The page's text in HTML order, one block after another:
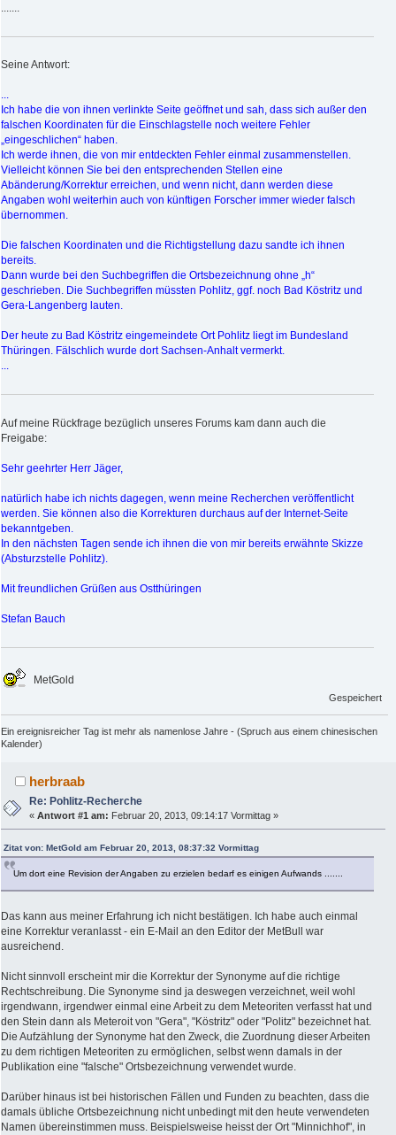
Seine Antwort:
...
Ich habe die von ihnen verlinkte Seite geöffnet und sah, dass sich außer den
falschen Koordinaten für die Einschlagstelle noch weitere Fehler
„eingeschlichen“ haben.
Ich werde ihnen, die von mir entdeckten Fehler einmal zusammenstellen.
Vielleicht können Sie bei den entsprechenden Stellen eine
Abänderung/Korrektur erreichen, und wenn nicht, dann werden diese
Angaben wohl weiterhin auch von künftigen Forscher immer wieder falsch
übernommen.
Die falschen Koordinaten und die Richtigstellung dazu sandte ich ihnen
bereits.
Dann wurde bei den Suchbegriffen die Ortsbezeichnung ohne „h“
geschrieben. Die Suchbegriffen müssten Pohlitz, ggf. noch Bad Köstritz und
Gera-Langenberg lauten.
Der heute zu Bad Köstritz eingemeindete Ort Pohlitz liegt im Bundesland
Thüringen. Fälschlich wurde dort Sachsen-Anhalt vermerkt.
...
Auf meine Rückfrage bezüglich unseres Forums kam dann auch die
Freigabe:
Sehr geehrter Herr Jäger,
natürlich habe ich nichts dagegen, wenn meine Recherchen veröffentlicht
werden. Sie können also die Korrekturen durchaus auf der Internet-Seite
bekanntgeben.
In den nächsten Tagen sende ich ihnen die von mir bereits erwähnte Skizze
(Absturzstelle Pohlitz).
Mit freundlichen Grüßen aus Ostthüringen
Stefan Bauch
MetGold
Gespeichert
Ein ereignisreicher Tag ist mehr als namenlose Jahre - (Spruch aus einem chinesischen
Kalender)
herbraab
Re: Pohlitz-Recherche
«Antwort #1 am: Februar 20, 2013, 09:14:17 Vormittag »
Zitat von: MetGold am Februar 20, 2013, 08:37:32 Vormittag
Um dort eine Revision der Angaben zu erzielen bedarf es einigen Aufwands .......
Das kann aus meiner Erfahrung ich nicht bestätigen. Ich habe auch einmal
eine Korrektur veranlasst - ein E-Mail an den Editor der MetBull war
ausreichend.
Nicht sinnvoll erscheint mir die Korrektur der Synonyme auf die richtige
Rechtschreibung. Die Synonyme sind ja deswegen verzeichnet, weil wohl
irgendwann, irgendwer einmal eine Arbeit zu dem Meteoriten verfasst hat und
den Stein dann als Meteroit von "Gera", "Köstritz" oder "Politz" bezeichnet hat.
Die Aufzählung der Synonyme hat den Zweck, die Zuordnung dieser Arbeiten
zu dem richtigen Meteoriten zu ermöglichen, selbst wenn damals in der
Publikation eine "falsche" Ortsbezeichnung verwendet wurde.
Darüber hinaus ist bei historischen Fällen und Funden zu beachten, dass die
damals übliche Ortsbezeichnung nicht unbedingt mit den heute verwendeten
Namen übereinstimmen muss. Beispielsweise heisst der Ort "Minnichhof", in